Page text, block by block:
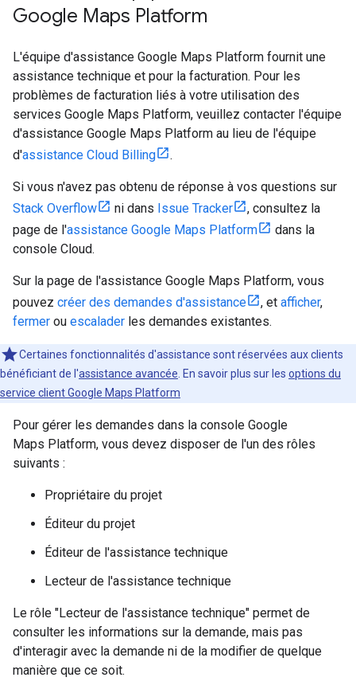
Google Maps Platform
L'équipe d'assistance Google Maps Platform fournit une
assistance technique et pour la facturation. Pour les
problèmes de facturation liés à votre utilisation des
services Google Maps Platform, veuillez contacter l'équipe
d'assistance Google Maps Platform au lieu de l'équipe
d'assistance Cloud Billing .
Si vous n'avez pas obtenu de réponse à vos questions sur
Stack Overflow
ni dans Issue Tracker
, consultez la
page de l'assistance Google Maps Platform
dans la
console Cloud.
Sur la page de l'assistance Google Maps Platform, vous
pouvez créer des demandes d'assistance , et afficher,
fermer ou escalader les demandes existantes.
Certaines fonctionnalités d'assistance sont réservées aux clients
bénéficiant de l'assistance avancée . En savoir plus sur les options du
service client Google Maps Platform
Pour gérer les demandes dans la console Google
Maps Platform, vous devez disposer de l'un des rôles
suivants :
Propriétaire du projet
Éditeur du projet
Éditeur de l'assistance technique
Lecteur de l'assistance technique
Le rôle "Lecteur de l'assistance technique" permet de
consulter les informations sur la demande, mais pas
d'interagir avec la demande ni de la modifier de quelque
manière que ce soit.